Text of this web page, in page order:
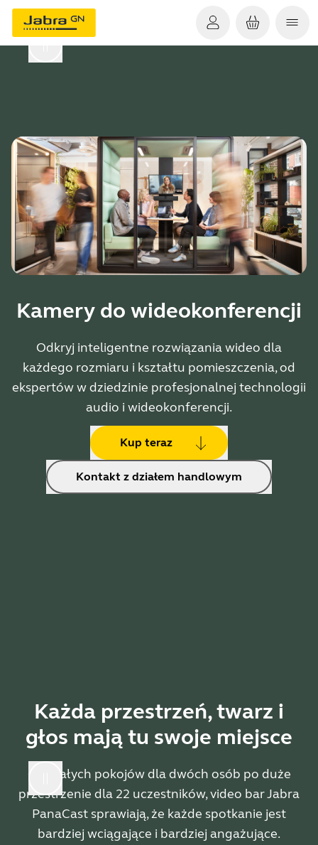
Kamery do wideokonferencji
Odkryj inteligentne rozwiązania wideo dla
każdego rozmiaru i kształtu pomieszczenia, od
ekspertów w dziedzinie profesjonalnej technologii
audio i wideokonferencji.
Kup teraz
Kontakt z działem handlowym
Każda przestrzeń, twarz i
głos mają tu swoje miejsce
Od małych pokojów dla dwóch osób po duże
przestrzenie dla 22 uczestników, video bar Jabra
PanaCast sprawiają, że każde spotkanie jest
bardziej wciągające i bardziej angażujące.